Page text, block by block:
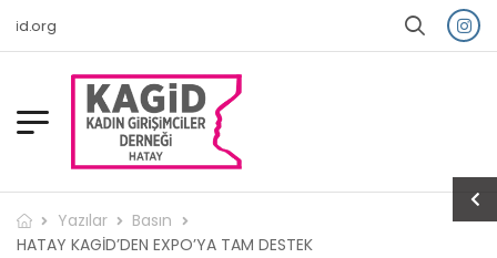
Yazılar
Basın
HATAY KAGİD’DEN EXPO’YA TAM DESTEK